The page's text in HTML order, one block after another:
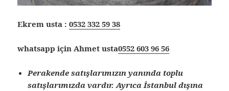
Ekrem usta :0532 332 59 38
whatsapp için Ahmet usta0552 603 96 56
Perakende satışlarımızın yanında toplu
satışlarımızda vardır. Ayrıca İstanbul dışına